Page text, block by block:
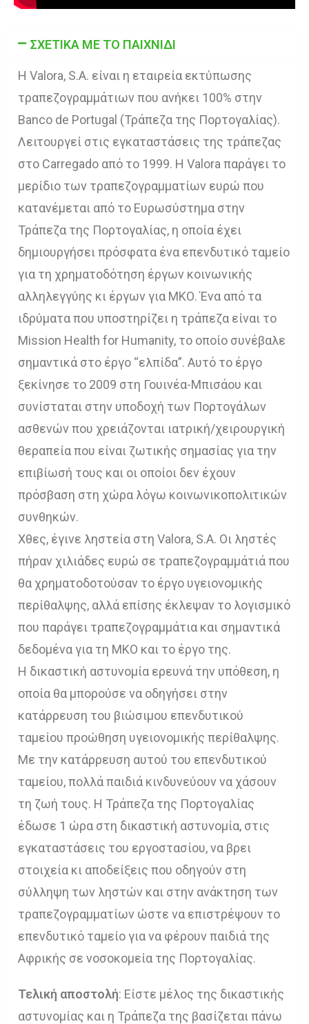
ΣΧΕΤΙΚΑ ΜΕ ΤΟ ΠΑΙΧΝΙΔΙ
Η Valora, S.A. είναι η εταιρεία εκτύπωσης
τραπεζογραμμάτιων που ανήκει 100% στην
Banco de Portugal (Τράπεζα της Πορτογαλίας).
Λειτουργεί στις εγκαταστάσεις της τράπεζας
στο Carregado από το 1999. Η Valora παράγει το
μερίδιο των τραπεζογραμματίων ευρώ που
κατανέμεται από το Ευρωσύστημα στην
Τράπεζα της Πορτογαλίας, η οποία έχει
δημιουργήσει πρόσφατα ένα επενδυτικό ταμείο
για τη χρηματοδότηση έργων κοινωνικής
αλληλεγγύης κι έργων για ΜΚΟ. Ένα από τα
ιδρύματα που υποστηρίζει η τράπεζα είναι το
Mission Health for Humanity, το οποίο συνέβαλε
σημαντικά στο έργο “ελπίδα”. Αυτό το έργο
ξεκίνησε το 2009 στη Γουινέα-Μπισάου και
συνίσταται στην υποδοχή των Πορτογάλων
ασθενών που χρειάζονται ιατρική/χειρουργική
θεραπεία που είναι ζωτικής σημασίας για την
επιβίωσή τους και οι οποίοι δεν έχουν
πρόσβαση στη χώρα λόγω κοινωνικοπολιτικών
συνθηκών.
Χθες, έγινε ληστεία στη Valora, S.A. Οι ληστές
πήραν χιλιάδες ευρώ σε τραπεζογραμμάτιά που
θα χρηματοδοτούσαν το έργο υγειονομικής
περίθαλψης, αλλά επίσης έκλεψαν το λογισμικό
που παράγει τραπεζογραμμάτια και σημαντικά
δεδομένα για τη ΜΚΟ και το έργο της.
Η δικαστική αστυνομία ερευνά την υπόθεση, η
οποία θα μπορούσε να οδηγήσει στην
κατάρρευση του βιώσιμου επενδυτικού
ταμείου προώθηση υγειονομικής περίθαλψης.
Με την κατάρρευση αυτού του επενδυτικού
ταμείου, πολλά παιδιά κινδυνεύουν να χάσουν
τη ζωή τους. Η Τράπεζα της Πορτογαλίας
έδωσε 1 ώρα στη δικαστική αστυνομία, στις
εγκαταστάσεις του εργοστασίου, να βρει
στοιχεία κι αποδείξεις που οδηγούν στη
σύλληψη των ληστών και στην ανάκτηση των
τραπεζογραμματίων ώστε να επιστρέψουν το
επενδυτικό ταμείο για να φέρουν παιδιά της
Αφρικής σε νοσοκομεία της Πορτογαλίας.
Τελική αποστολή: Είστε μέλος της δικαστικής
αστυνομίας και η Τράπεζα της βασίζεται πάνω